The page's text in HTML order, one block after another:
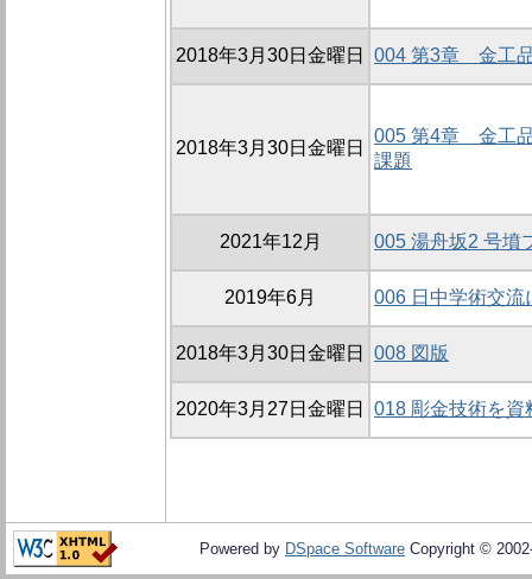
2018年3月30日金曜日 004 第3章 金工
2018年3月30日金曜日
005 第4章 金工
課題
2021年12月 005 湯舟坂2 号墳
2019年6月 006 日中学術交流
2018年3月30日金曜日 008 図版
2020年3月27日金曜日 018 彫金技術を資
Powered by DSpace Software Copyright ©